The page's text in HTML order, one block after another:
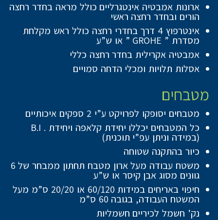
ארונות אמבטיה אינטגרליים כולל מראה בחדר רחצה
הורים ובחדר רחצה ראשי
אינטרפוץ 4 דרך בחדרי רחצה כולל ראש מקלחת
מסדרת ” GROHE ” או ש”ע
אמבטיה אקרילית בחדר רחצה כללי
אסלות תלויות ומכלי הדחה סמויים
מטבחים
מטבחים יסופקו לפרויקט ע”י 2 ספקים איכותיים
כל המטבחים יכללו יחידת קלאפה ויחידת . B.I
(במידה וניתן עפ”י תוכנית)
כיור בהתקנה שטוחה
משטח עבודה מעל ארון מטבח תחתון ממבחר של 6
גוונים מסוג אבן קיסר או ש”ע
חיפוי באריחים במידות 60/120 או 20/20 ס”מ מעל
המשטח העבודה, בגובה 60 ס”מ
נק’ חשמל לכיריים חשמליות